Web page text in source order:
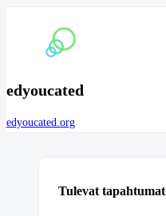
edyoucated
edyoucated.org
Tulevat tapahtumat